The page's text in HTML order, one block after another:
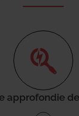
approfondie